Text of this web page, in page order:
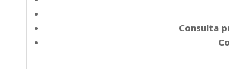
Consulta